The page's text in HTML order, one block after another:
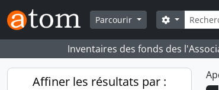
Skip to main content
Parcourir
Search
Inventaires des fonds des
Affiner les résultats par :